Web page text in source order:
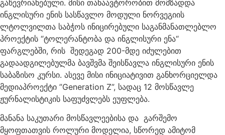
გაწევრიანებული. მისი თანაავტორობით მომზადდა
ინგლისური ენის სასწავლო მოდული ნორვეგიის
ლტოლვილთა საბჭოს ინიცირებული საგანმანათლებლო
პროექტის “ტოლერანტობა და ინგლისური ენა“
ფარგლებში, რის შედეგად 200-მდე იძულებით
გადაადგილებულმა ბავშვმა შეისწავლა ინგლისური ენის
საბაზისო კურსი. ასევე მისი ინიციატივით განხორციელდა
მედიაპროექტი ”Generation Z”, სადაც 12 მოსწავლე
ჟურნალისტიკის საფუძვლებს ეუფლება.
მანანა საკუთარი მოსწავლეებისა და გარშემო
მყოფთათვის როლური მოდელია, სწორედ ამიტომ